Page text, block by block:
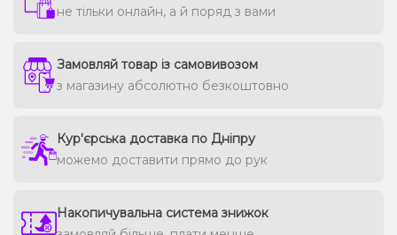
не тільки онлайн, а й поряд з вами
Замовляй товар із самовивозом
з магазину абсолютно безкоштовно
Кур'єрська доставка по Дніпру
можемо доставити прямо до рук
Накопичувальна система знижок